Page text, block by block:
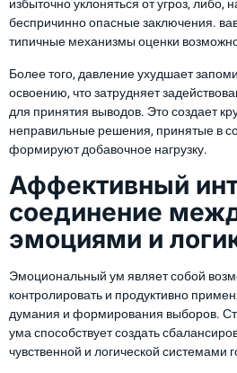
избыточно уклоняться от угроз, либо,
беспричинно опасные заключения.
типичные механизмы оценки
Более того, давление ухудшает
освоению, что затрудняет
для принятия выводов. Это создает
неправильные решения, принятые в
формируют добавочное нагрузку.
Аффективный
соединение
эмоциями и
Эмоциональный ум являет собой
контролировать и продуктивно
думания и формирования выборов.
ума способствует создать
чувственной и логической системами